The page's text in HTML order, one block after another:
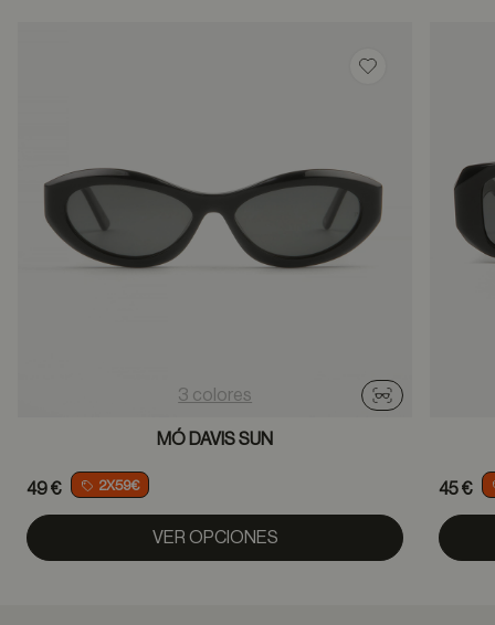
Guardar en
3 colores
Probador
MÓ DAVIS SUN
49 € 2X59€
VER OPCIONES
45 €